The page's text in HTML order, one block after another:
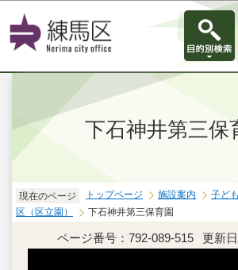
このページの本文へ移
下石神井第三保
現在のページ トップページ 施設案内 子ども
区（区立園）
下石神井第三保育園
ページ番号：792-089-515 更新